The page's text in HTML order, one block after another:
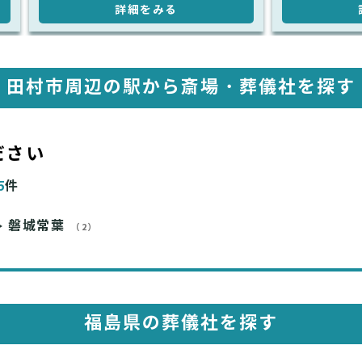
詳細をみる
田村市周辺の駅から斎場・葬儀社を探す
い
件
磐城常葉 （2）
福島県の葬儀社を探す